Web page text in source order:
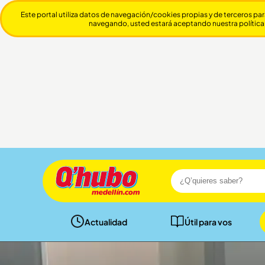
Actualidad Útil para vos
Este portal utiliza datos de navegación/cookies propias y de terceros
navegando, usted estará aceptando nuestra